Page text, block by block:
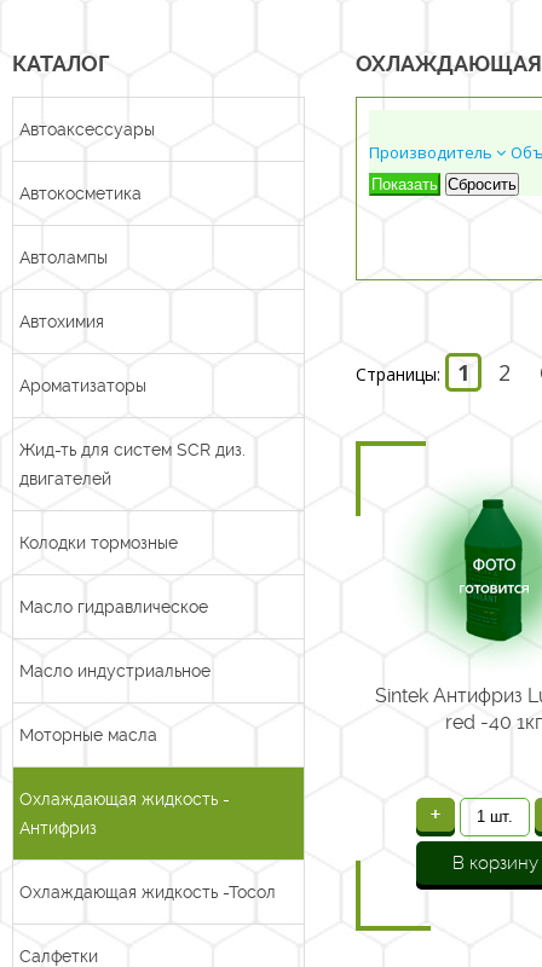
КАТАЛОГ
Автоаксессуары
Автокосметика
Автолампы
Автохимия
Ароматизаторы
Жид-ть для систем SCR диз.
двигателей
Колодки тормозные
Масло гидравлическое
Масло индустриальное
Моторные масла
Охлаждающая жидкость -
Антифриз
Охлаждающая жидкость -Тосол
Салфетки
ОХЛАЖДАЮЩАЯ
Производитель
Страницы: 1 2
Sintek Антифриз
red -40
+
В корзину